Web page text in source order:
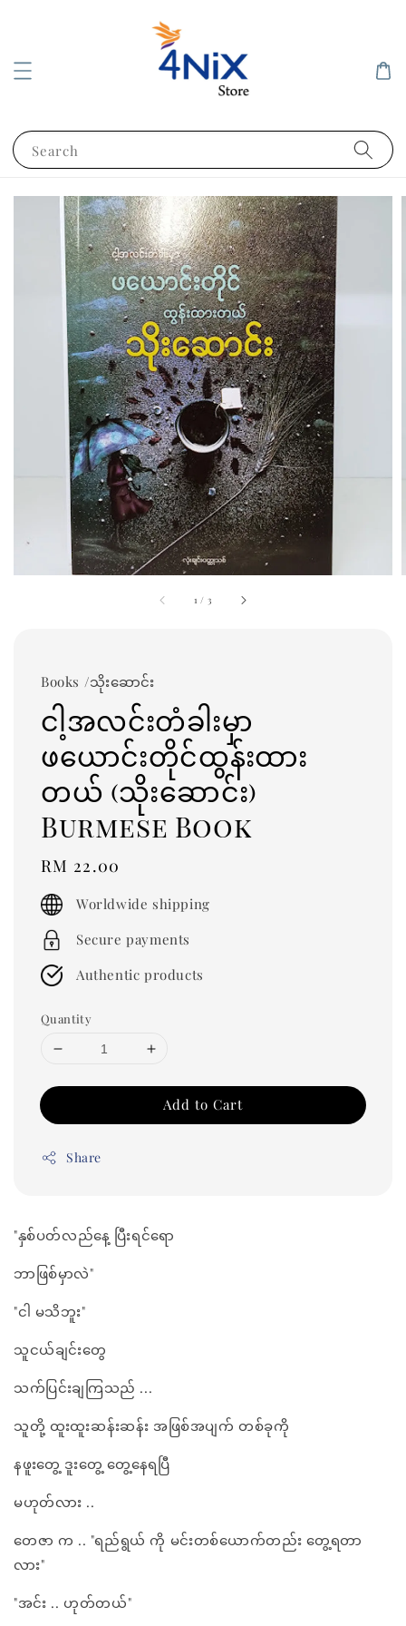
Search
1 / 3
Books /သိုးဆောင်း
ငါ့အလင်းတံခါးမှာ
ဖယောင်းတိုင်ထွန်းထား
တယ် (သိုးဆောင်း)
Burmese Book
Regular
price
RM 22.00
Worldwide shipping
Secure payments
Authentic products
Quantity
Add to Cart
Share
"နှစ်ပတ်လည်နေ့ ပြီးရင်ရော
ဘာဖြစ်မှာလဲ"
"ငါ မသိဘူး"
သူငယ်ချင်းတွေ
သက်ပြင်းချကြသည် ...
သူတို့ ထူးထူးဆန်းဆန်း အဖြစ်အပျက် တစ်ခုကို
နဖူးတွေ့ ဒူးတွေ့ တွေ့နေရပြီ
မဟုတ်လား ..
တေဇာ က .. "ရည်ရွယ် ကို မင်းတစ်ယောက်တည်း တွေ့ရတာ
လား"
"အင်း .. ဟုတ်တယ်"